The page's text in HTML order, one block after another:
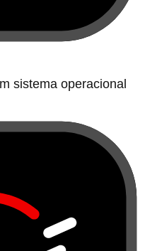
sistema operacional